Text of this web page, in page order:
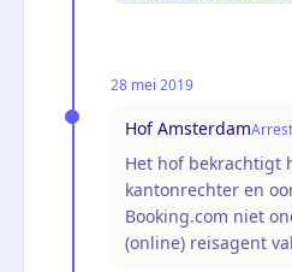
28 mei 2019
Hof Amsterdam
Het hof bekrachtigt
kantonrechter en
Booking.com niet
(online) reisagent